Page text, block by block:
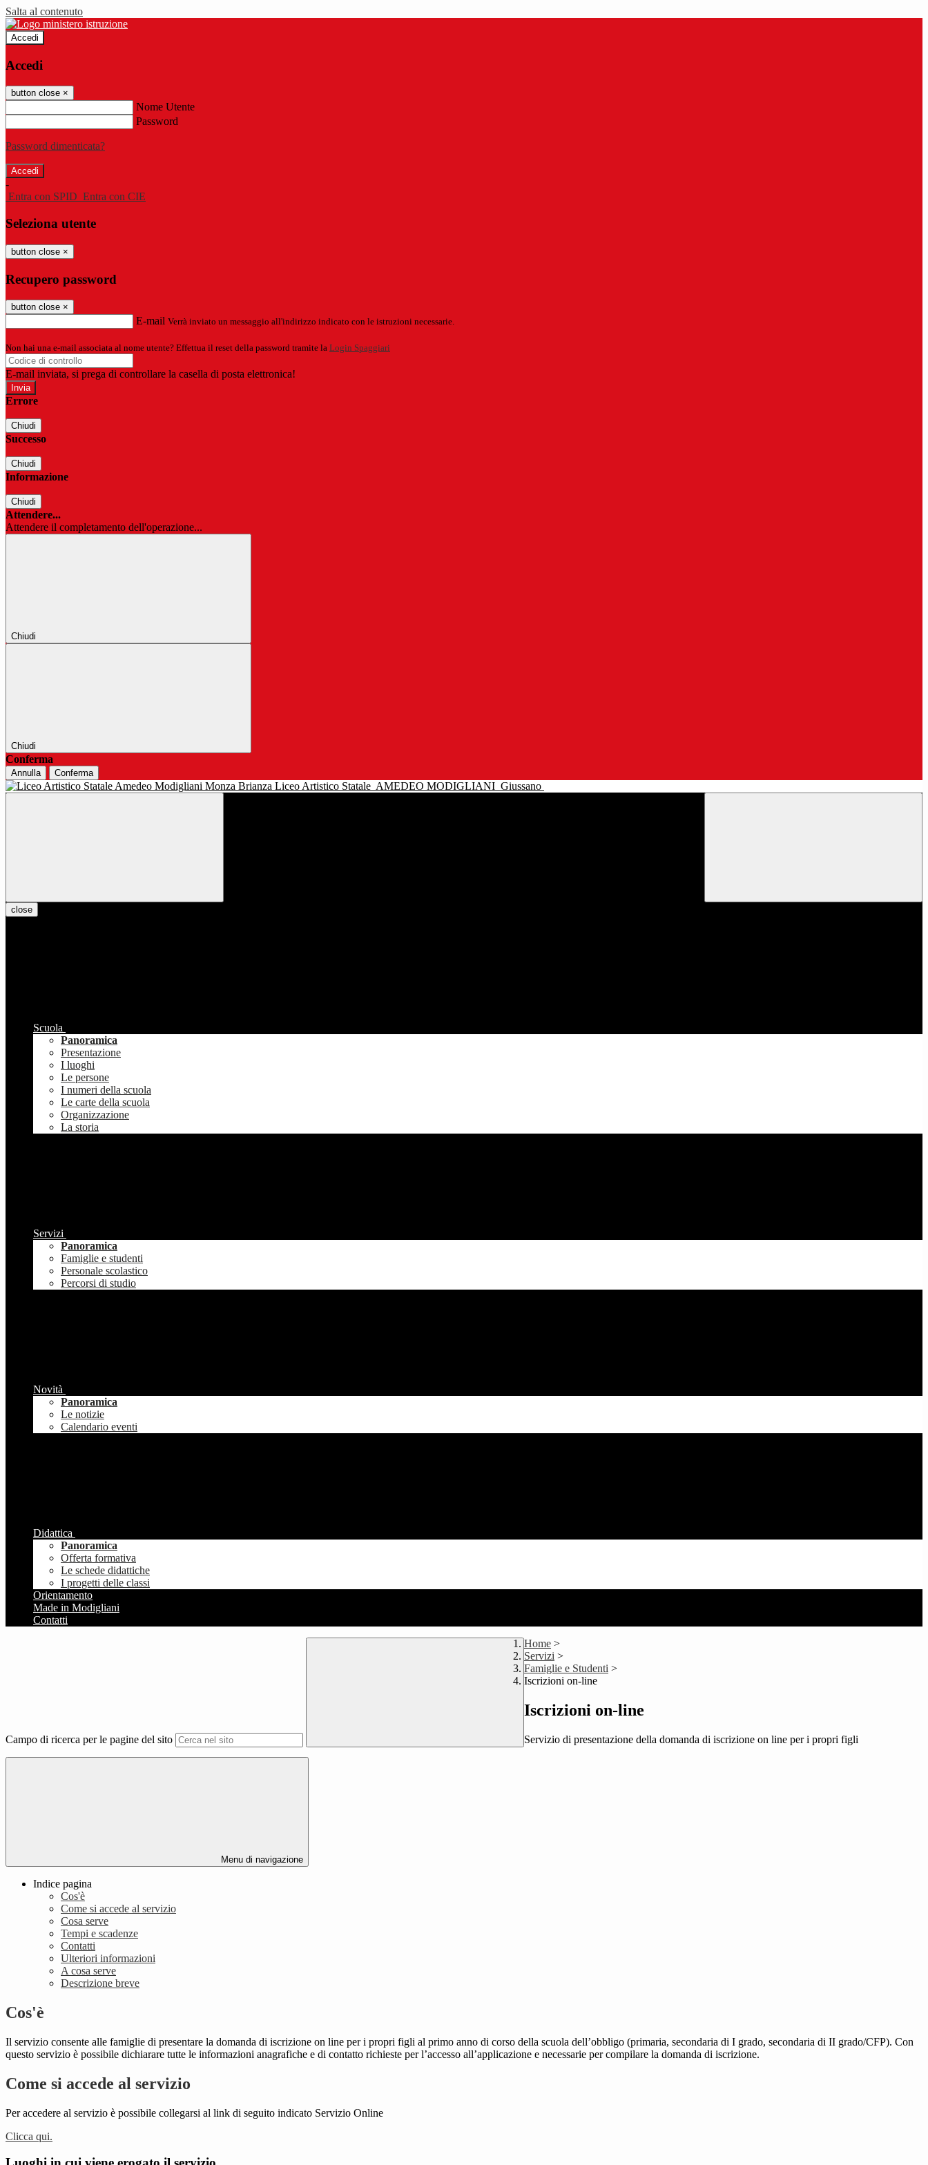
Salta al contenuto
Accedi
Accedi
button close ×
Nome Utente
Password
Password dimenticata?
-
Entra con SPID Entra con CIE
Seleziona utente
button close ×
Recupero password
button close ×
E-mail Verrà inviato un messaggio all'indirizzo indicato con le istruzioni necessarie.
Non hai una e-mail associata al nome utente? Effettua il reset della password tramite la Login Spaggiari
E-mail inviata, si prega di controllare la casella di posta elettronica!
Errore
Chiudi
Successo
Chiudi
Informazione
Chiudi
Attendere...
Attendere il completamento dell'operazione...
Chiudi
Chiudi
Conferma
Annulla Conferma
Liceo Artistico Statale AMEDEO MODIGLIANI Giussano
close
Scuola
Panoramica
Presentazione
I luoghi
Le persone
I numeri della scuola
Le carte della scuola
Organizzazione
La storia
Servizi
Panoramica
Famiglie e studenti
Personale scolastico
Percorsi di studio
Novità
Panoramica
Le notizie
Calendario eventi
Didattica
Panoramica
Offerta formativa
Le schede didattiche
I progetti delle classi
Orientamento
Made in Modigliani
Contatti
Campo di ricerca per le pagine del sito
Home >
Servizi >
Famiglie e Studenti >
Iscrizioni on-line
Iscrizioni on-line
Servizio di presentazione della domanda di iscrizione on line per i propri figli
Menu di navigazione
Indice pagina
Cos'è
Come si accede al servizio
Cosa serve
Tempi e scadenze
Contatti
Ulteriori informazioni
A cosa serve
Descrizione breve
Cos'è
Il servizio consente alle famiglie di presentare la domanda di iscrizione on line per i propri figli al primo anno di corso della scuola dell’obbligo (primaria, secondaria di I grado, secondaria di II grado/CFP). Con
questo servizio è possibile dichiarare tutte le informazioni anagrafiche e di contatto richieste per l’accesso all’applicazione e necessarie per compilare la domanda di iscrizione.
Come si accede al servizio
Per accedere al servizio è possibile collegarsi al link di seguito indicato Servizio Online
Clicca qui.